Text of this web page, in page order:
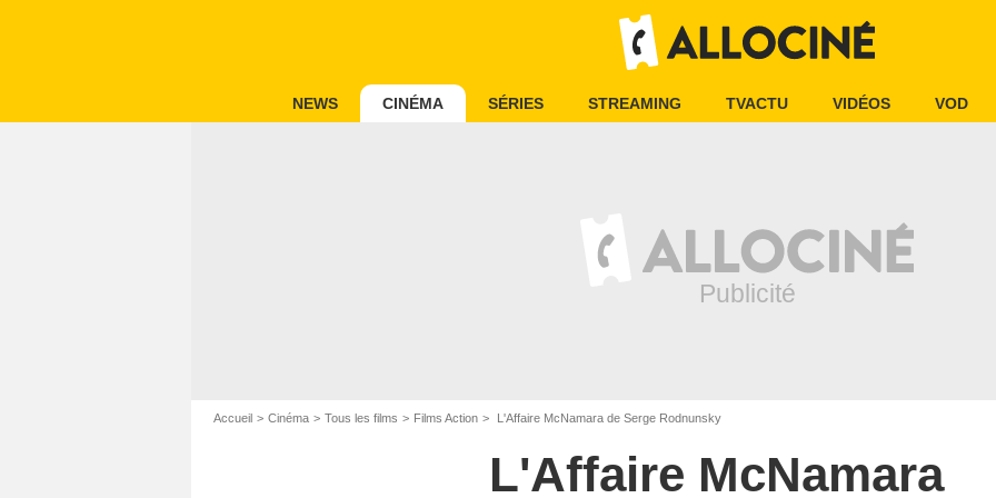
NEWS CINÉMA SÉRIES STREAMING TVACTU VIDÉOS VOD
Accueil Cinéma Tous les films Films Action L'Affaire McNamara de Serge Rodnunsky
L'Affaire McNamara